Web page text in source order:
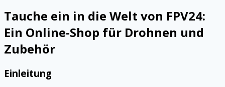
Tauche ein in die Welt von FPV24:
Ein Online-Shop für Drohnen und
Zubehör
Einleitung